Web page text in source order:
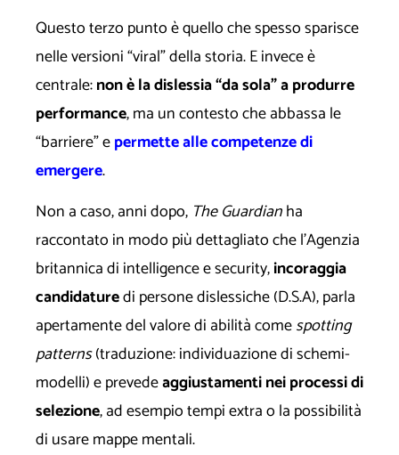
Questo terzo punto è quello che spesso sparisce
nelle versioni “viral” della storia. E invece è
centrale:non è la dislessia “da sola” a produrre
performance, ma un contesto che abbassa le
“barriere” epermette alle competenze di
emergere.
Non a caso, anni dopo, The Guardianha
raccontato in modo più dettagliato che l’Agenzia
britannica di intelligence e security,incoraggia
candidaturedi persone dislessiche (D.S.A), parla
apertamente del valore di abilità comespotting
patterns(traduzione: individuazione di schemi-
modelli) e prevedeaggiustamenti nei processi di
selezione, ad esempio tempi extra o la possibilità
di usare mappe mentali.